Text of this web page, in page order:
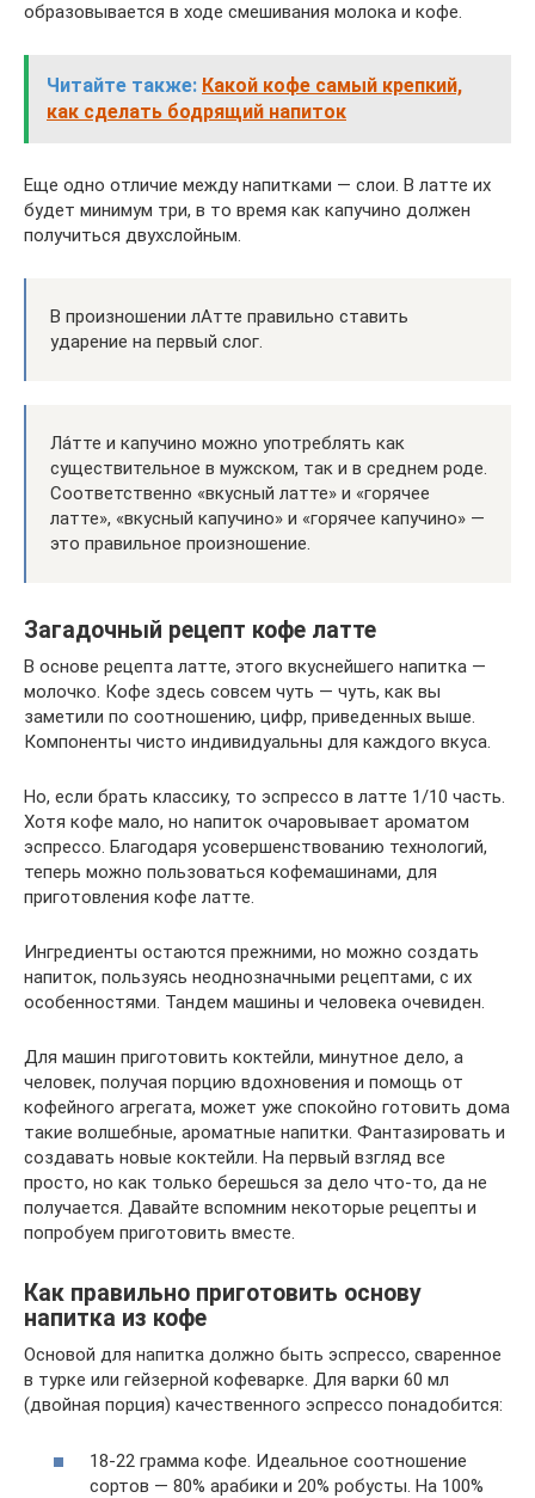
образовывается в ходе смешивания молока и кофе.
Читайте также: Какой кофе самый крепкий,
как сделать бодрящий напиток
Еще одно отличие между напитками — слои. В латте их
будет минимум три, в то время как капучино должен
получиться двухслойным.
В произношении лАтте правильно ставить
ударение на первый слог.
Ла́тте и капучино можно употреблять как
существительное в мужском, так и в среднем роде.
Соответственно «вкусный латте» и «горячее
латте», «вкусный капучино» и «горячее капучино» —
это правильное произношение.
Загадочный рецепт кофе латте
В основе рецепта латте, этого вкуснейшего напитка —
молочко. Кофе здесь совсем чуть — чуть, как вы
заметили по соотношению, цифр, приведенных выше.
Компоненты чисто индивидуальны для каждого вкуса.
Но, если брать классику, то эспрессо в латте 1/10 часть.
Хотя кофе мало, но напиток очаровывает ароматом
эспрессо. Благодаря усовершенствованию технологий,
теперь можно пользоваться кофемашинами, для
приготовления кофе латте.
Ингредиенты остаются прежними, но можно создать
напиток, пользуясь неоднозначными рецептами, с их
особенностями. Тандем машины и человека очевиден.
Для машин приготовить коктейли, минутное дело, а
человек, получая порцию вдохновения и помощь от
кофейного агрегата, может уже спокойно готовить дома
такие волшебные, ароматные напитки. Фантазировать и
создавать новые коктейли. На первый взгляд все
просто, но как только берешься за дело что-то, да не
получается. Давайте вспомним некоторые рецепты и
попробуем приготовить вместе.
Как правильно приготовить основу
напитка из кофе
Основой для напитка должно быть эспрессо, сваренное
в турке или гейзерной кофеварке. Для варки 60 мл
(двойная порция) качественного эспрессо понадобится:
18-22 грамма кофе. Идеальное соотношение
сортов — 80% арабики и 20% робусты. На 100%